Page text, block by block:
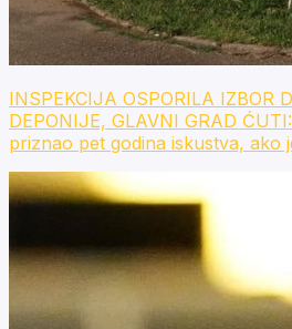
INSPEKCIJA OSPORILA IZBOR
DEPONIJE, GLAVNI GRAD
priznao pet godina iskustva, ako